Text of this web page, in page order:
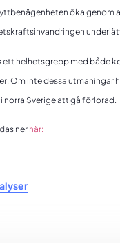
öka genom
ett helhetsgrepp med både
Om inte dessa utmaningar
Sverige att gå förlorad.
ner här: